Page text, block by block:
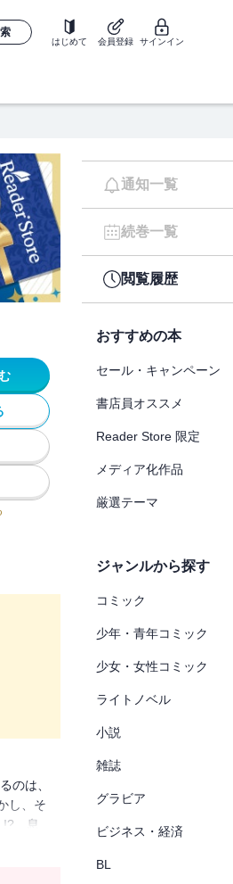
はじめて 会員登録 サインイン
のは、
し、そ
!? 息
通知一覧
続巻一覧
閲覧履歴
おすすめの本
セール・キャンペーン
書店員オススメ
Reader Store 限定
メディア化作品
厳選テーマ
ジャンルから探す
コミック
少年・青年コミック
少女・女性コミック
ライトノベル
小説
雑誌
グラビア
ビジネス・経済
BL